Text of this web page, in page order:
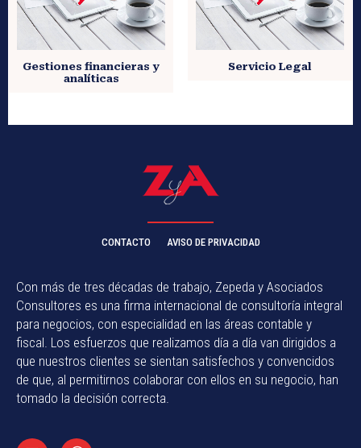
Gestiones financieras y
analíticas
Servicio Legal
CONTACTO AVISO DE PRIVACIDAD
Con más de tres décadas de trabajo, Zepeda y Asociados
Consultores es una firma internacional de consultoría integral
para negocios, con especialidad en las áreas contable y
fiscal. Los esfuerzos que realizamos día a día van dirigidos a
que nuestros clientes se sientan satisfechos y convencidos
de que, al permitirnos colaborar con ellos en su negocio, han
tomado la decisión correcta.